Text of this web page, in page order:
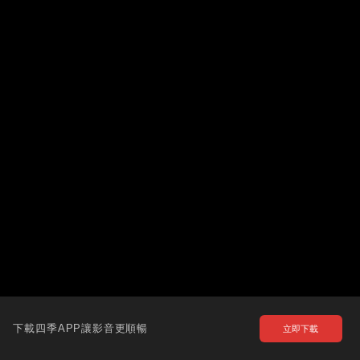
下載四季APP讓影音更順暢 立即下載